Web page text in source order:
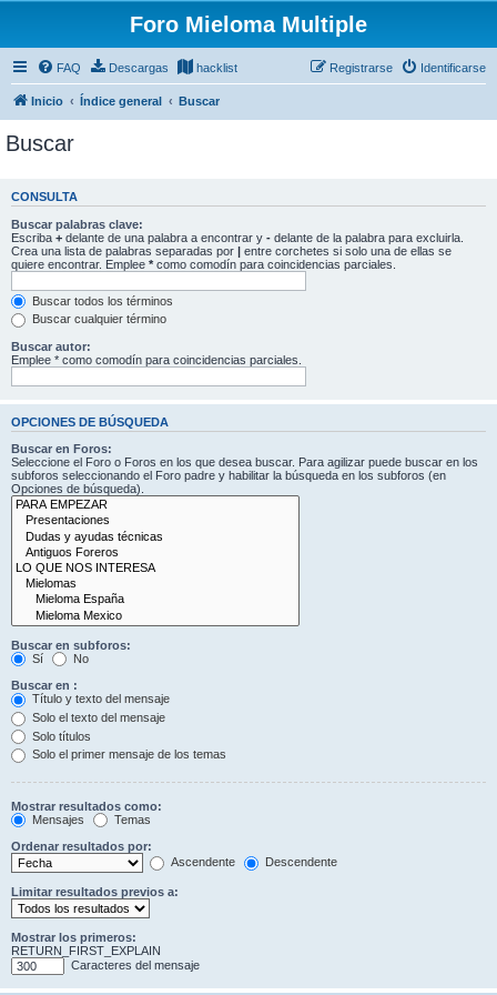
Foro Mieloma Multiple
FAQ Descargas hacklist Identificarse
Registrarse
Inicio Índice general Buscar
Buscar
CONSULTA
Buscar palabras clave:
Escriba + delante de una palabra a encontrar y - delante de la palabra para excluirla.
Crea una lista de palabras separadas por | entre corchetes si solo una de ellas se
quiere encontrar. Emplee * como comodín para coincidencias parciales.
Buscar todos los términos
Buscar cualquier término
Buscar autor:
Emplee * como comodín para coincidencias parciales.
OPCIONES DE BÚSQUEDA
Buscar en Foros:
Seleccione el Foro o Foros en los que desea buscar. Para agilizar puede buscar en los
subforos seleccionando el Foro padre y habilitar la búsqueda en los subforos (en
Opciones de búsqueda).
Buscar en subforos:
Sí
No
Buscar en :
Título y texto del mensaje
Solo el texto del mensaje
Solo títulos
Solo el primer mensaje de los temas
Mostrar resultados como:
Mensajes
Temas
Ordenar resultados por:
Ascendente
Descendente
Limitar resultados previos a:
Mostrar los primeros:
RETURN_FIRST_EXPLAIN
Caracteres del mensaje